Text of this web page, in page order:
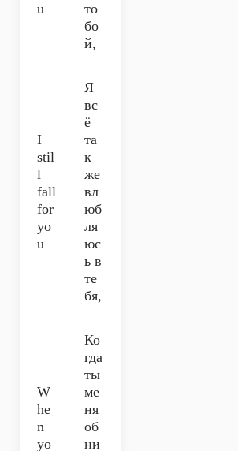
u
то
бо
й,
I
stil
l
fall
for
yo
u
Я
вс
ё
та
к
же
вл
юб
ля
юс
ь в
те
бя,
W
he
n
yo
Ко
гда
ты
ме
ня
об
ни